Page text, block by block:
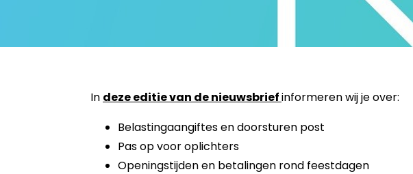
In deze edi­tie van de nieuws­briefin­for­me­ren wij je over:
Belastingaangiftes en doorsturen post
Pas op voor oplichters
Openingstijden en betalingen rond feestdagen